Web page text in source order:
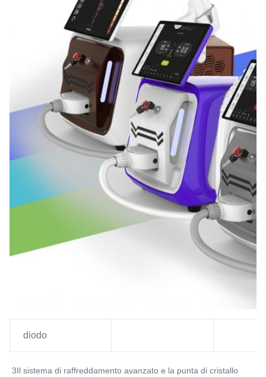
diodo
3Il sistema di raffreddamento avanzato e la punta di cristallo